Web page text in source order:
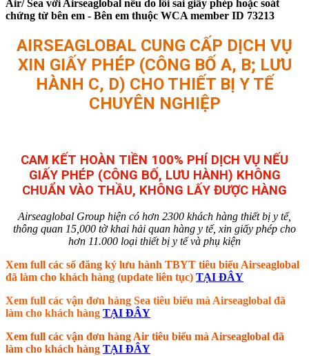
Air/ Sea với Airseaglobal nếu do lỗi sai giấy phép hoặc soát
chứng từ bên em - Bên em thuộc WCA member ID 73213
AIRSEAGLOBAL CUNG CẤP DỊCH VỤ
XIN GIẤY PHÉP (CÔNG BỐ A, B; LƯU
HÀNH C, D) CHO THIẾT BỊ Y TẾ
CHUYÊN NGHIỆP
CAM KẾT HOÀN TIỀN 100% PHÍ DỊCH VỤ NẾU
GIẤY PHÉP (CÔNG BỐ, LƯU HÀNH) KHÔNG
CHUẨN VÀO THẦU, KHÔNG LẤY ĐƯỢC HÀNG
Airseaglobal Group hiện có hơn 2300 khách hàng thiết bị y tế,
thông quan 15,000 tờ khai hải quan hàng y tế, xin giấy phép cho
hơn 11.000 loại thiết bị y tế và phụ kiện
Xem full các số đăng ký lưu hành TBYT tiêu biểu Airseaglobal
đã làm cho khách hàng (update liên tục) TẠI ĐÂY
Xem full các vận đơn hàng Sea tiêu biểu mà Airseaglobal đã
làm cho khách hàng TẠI ĐÂY
Xem full các vận đơn hàng Air tiêu biểu mà Airseaglobal đã
làm cho khách hàng TẠI ĐÂY